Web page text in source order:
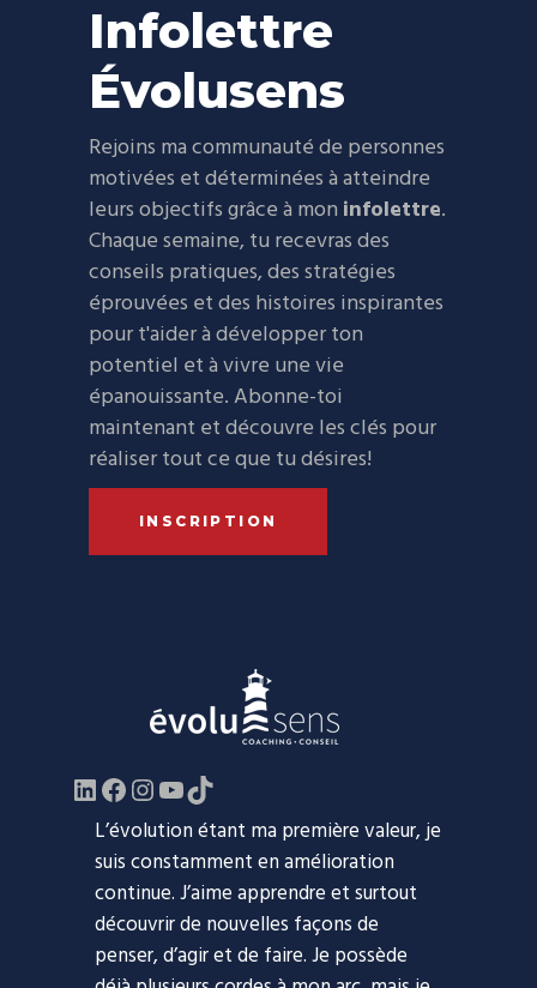
Infolettre
Évolusens
Rejoins ma communauté de personnes
motivées et déterminées à atteindre
leurs objectifs grâce à mon infolettre.
Chaque semaine, tu recevras des
conseils pratiques, des stratégies
éprouvées et des histoires inspirantes
pour t'aider à développer ton
potentiel et à vivre une vie
épanouissante. Abonne-toi
maintenant et découvre les clés pour
réaliser tout ce que tu désires!
INSCRIPTION
LinkedIn
Facebook
https://www.instagram.com/
YouTube
TikTok
L’évolution étant ma première valeur, je
suis constamment en amélioration
continue. J’aime apprendre et surtout
découvrir de nouvelles façons de
penser, d’agir et de faire. Je possède